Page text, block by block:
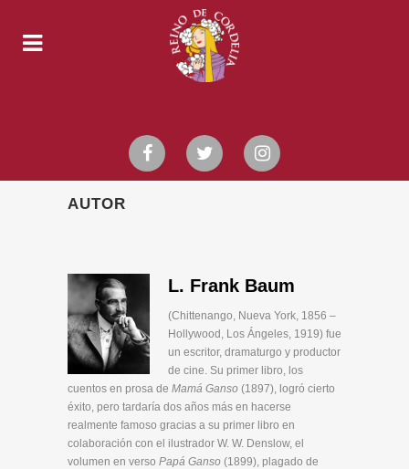
AUTOR
L. Frank Baum
(Chittenango, Nueva York, 1856 –
Hollywood, Los Ángeles, 1919) fue
un escritor, dramaturgo y productor
de cine. Su primer libro, los
cuentos en prosa de Mamá Ganso (1897), logró cierto
éxito, pero tardaría dos años más en hacerse
realmente famoso gracias a su primer libro en
colaboración con el ilustrador W. W. Denslow, el
volumen en verso Papá Ganso (1899), plagado de